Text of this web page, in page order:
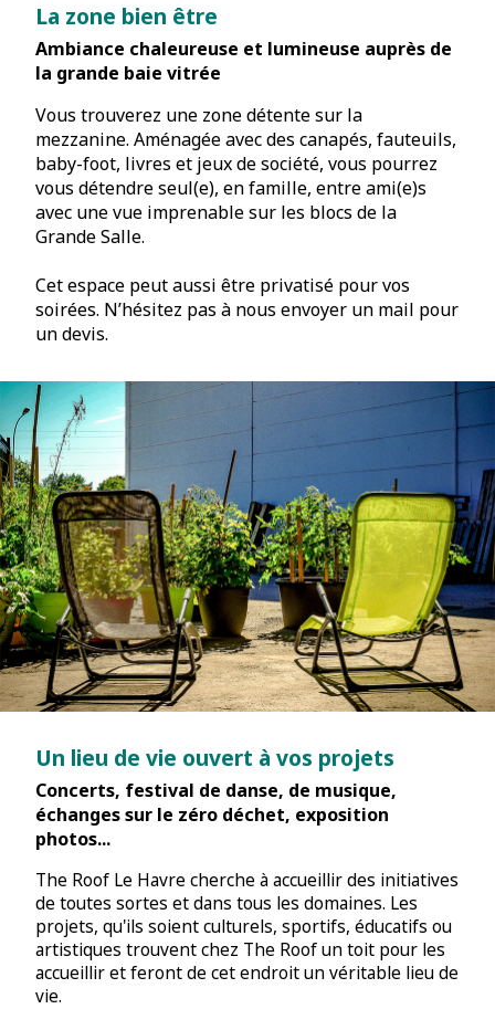
La zone bien être
Ambiance chaleureuse et lumineuse auprès de
la grande baie vitrée
Vous trouverez une zone détente sur la
mezzanine. Aménagée avec des canapés, fauteuils,
baby-foot, livres et jeux de société, vous pourrez
vous détendre seul(e), en famille, entre ami(e)s
avec une vue imprenable sur les blocs de la
Grande Salle.
Cet espace peut aussi être privatisé pour vos
soirées. N’hésitez pas à nous envoyer un mail pour
un devis.
Un lieu de vie ouvert à vos projets
Concerts, festival de danse, de musique,
échanges sur le zéro déchet, exposition
photos...
The Roof Le Havre cherche à accueillir des initiatives
de toutes sortes et dans tous les domaines. Les
projets, qu'ils soient culturels, sportifs, éducatifs ou
artistiques trouvent chez The Roof un toit pour les
accueillir et feront de cet endroit un véritable lieu de
vie.